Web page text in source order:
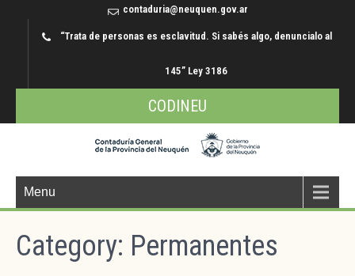
contaduria@neuquen.gov.ar
“Trata de personas es esclavitud. Si sabés algo, denuncialo al
145” Ley 3186
CODINEU
Menu
Category: Permanentes